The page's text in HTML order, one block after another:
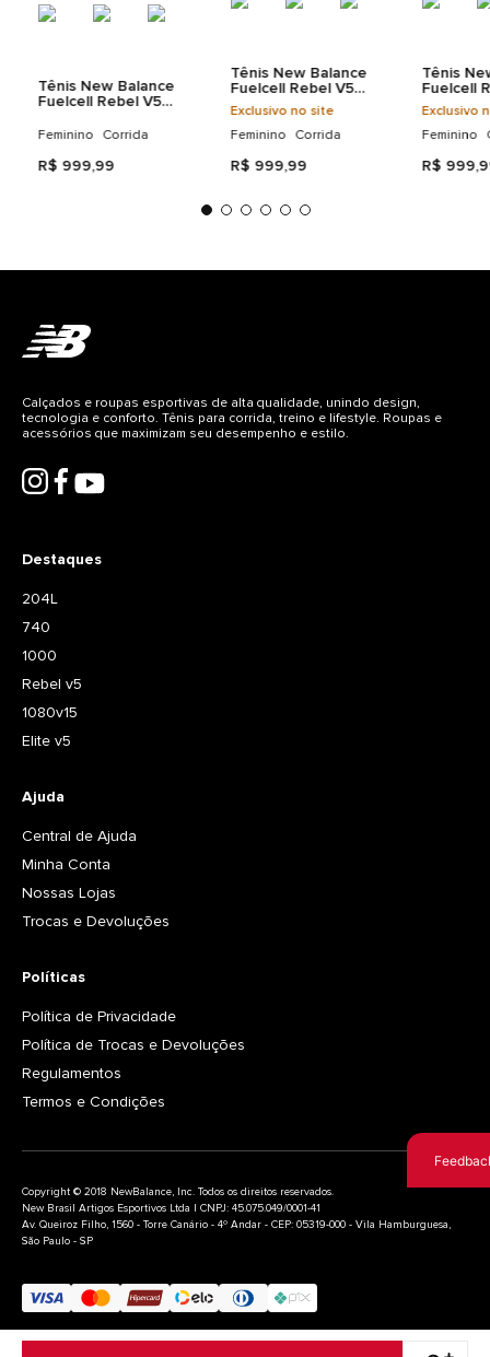
Tênis New Balance
Fuelcell Rebel V5
Feminino Corrida
R$ 999,99
Tênis New Balance
Fuelcell Rebel V5
Feminino
Exclusivo no site
Feminino Corrida
R$ 999,99
Tênis
Fuelcell
Feminino
Exclusivo
Feminino
R$ 999,
Destaques
204L
740
1000
Rebel v5
1080v15
Elite v5
Ajuda
Central de Ajuda
Minha Conta
Nossas Lojas
Trocas e Devoluções
Políticas
Política de Privacidade
Política de Trocas e Devoluções
Regulamentos
Termos e Condições
Calçados e roupas esportivas de alta qualidade, unindo design,
tecnologia e conforto. Tênis para corrida, treino e lifestyle. Roupas e
acessórios que maximizam seu desempenho e estilo.
Copyright © 2018 NewBalance, Inc. Todos os direitos reservados.
New Brasil Artigos Esportivos Ltda | CNPJ: 45.075.049/0001-41
Av. Queiroz Filho, 1560 - Torre Canário - 4º Andar - CEP: 05319-000 - Vila Hamburguesa,
São Paulo - SP